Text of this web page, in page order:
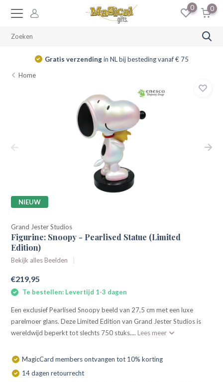
0 0
Gratis verzendingin NL bij besteding vanaf € 75
Home
NIEUW
Grand Jester Studios
Figurine: Snoopy - Pearlised Statue (Limited
Edition)
Bekijk alles Beelden
€219,95
Te bestellen: Levertijd 1-3 dagen
Een exclusief Pearlised Snoopy beeld van 27,5 cm met een luxe
parelmoer glans. Deze Limited Edition van Grand Jester Studios is
wereldwijd beperkt tot slechts 750 stuks.... Lees meer
MagicCard members ontvangen tot 10% korting
14 dagen retourrecht